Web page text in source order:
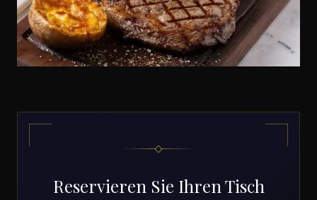
Reservieren Sie Ihren Tisch